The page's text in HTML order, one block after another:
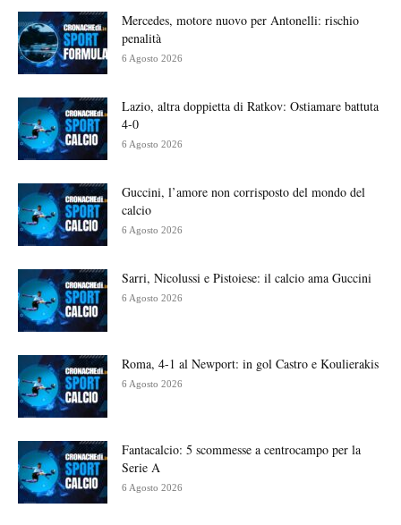
Mercedes, motore nuovo per Antonelli: rischio
penalità
6 Agosto 2026
Lazio, altra doppietta di Ratkov: Ostiamare battuta
4-0
6 Agosto 2026
Guccini, l’amore non corrisposto del mondo del
calcio
6 Agosto 2026
Sarri, Nicolussi e Pistoiese: il calcio ama Guccini
6 Agosto 2026
Roma, 4-1 al Newport: in gol Castro e Koulierakis
6 Agosto 2026
Fantacalcio: 5 scommesse a centrocampo per la
Serie A
6 Agosto 2026